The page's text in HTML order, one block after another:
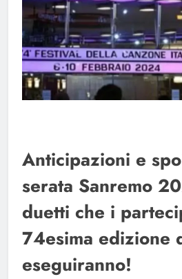
Anticipazioni e
serata Sanremo
duetti che i
74esima edizione
eseguiranno!